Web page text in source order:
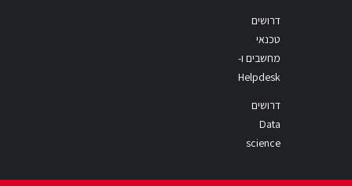
דרושים
טכנאי
מחשבים ו-
Helpdesk
דרושים
Data
science